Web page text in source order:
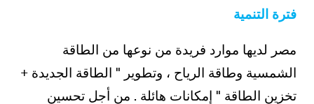
فترة التنمية
مصر لديها موارد فريدة من نوعها من الطاقة
الشمسية وطاقة الرياح ، وتطوير " الطاقة الجديدة +
تخزين الطاقة " إمكانات هائلة . من أجل تحسين